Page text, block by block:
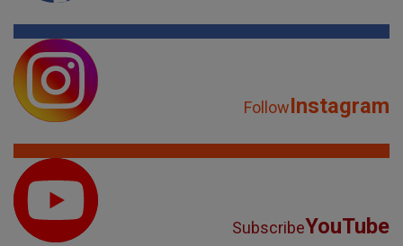
FollowInstagram
SubscribeYouTube